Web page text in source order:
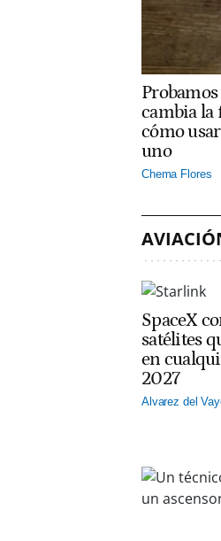
cambia la
cómo
uno
Chema Flores
SpaceX
satélites
en
2027
Alvarez del